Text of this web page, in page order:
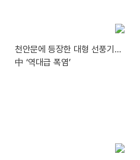
천안문에 등장한 대형 선풍기…
中 ‘역대급 폭염’